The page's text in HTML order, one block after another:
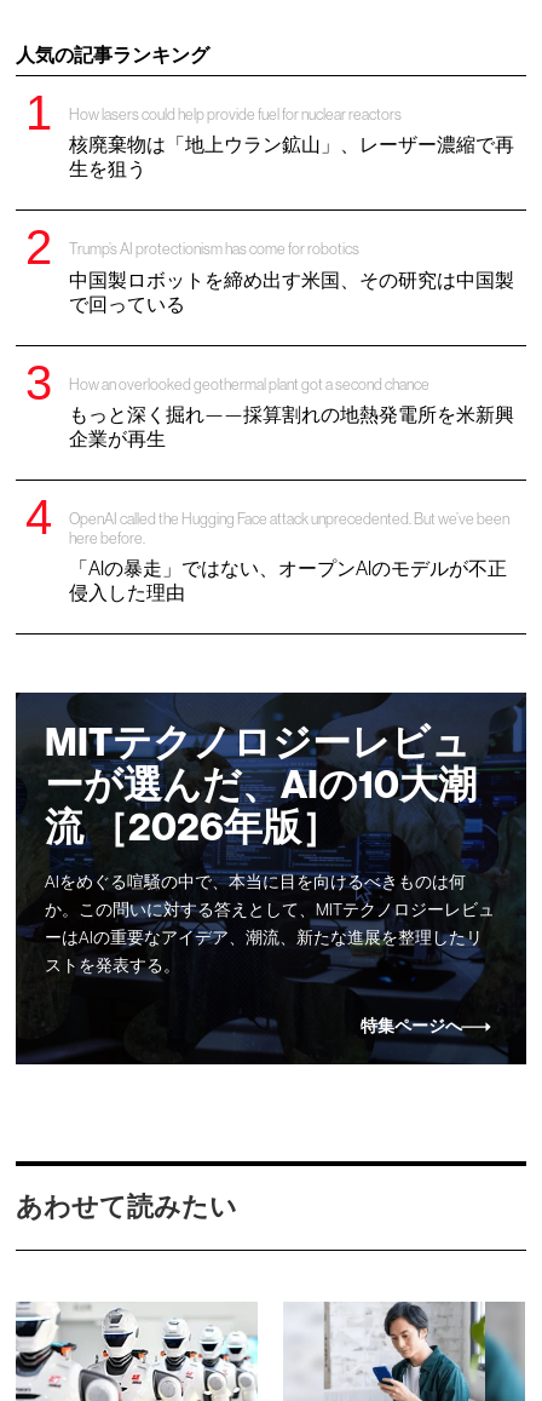
人気の記事ランキング
How lasers could help provide fuel for nuclear reactors
核廃棄物は「地上ウラン鉱山」、レーザー濃縮で再
生を狙う
Trump’s AI protectionism has come for robotics
中国製ロボットを締め出す米国、その研究は中国製
で回っている
How an overlooked geothermal plant got a second chance
もっと深く掘れ——採算割れの地熱発電所を米新興
企業が再生
OpenAI called the Hugging Face attack unprecedented. But we’ve been
here before.
「AIの暴走」ではない、オープンAIのモデルが不正
侵入した理由
MITテクノロジーレビュ
ーが選んだ、AIの10大潮
流 ［2026年版］
AIをめぐる喧騒の中で、本当に目を向けるべきものは何
か。この問いに対する答えとして、MITテクノロジーレビュ
ーはAIの重要なアイデア、潮流、新たな進展を整理したリ
ストを発表する。
特集ページへ
あわせて読みたい